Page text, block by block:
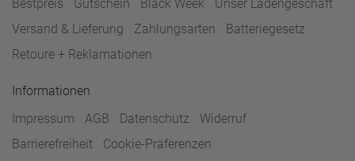
Bestpreis
Gutschein Black Week
Unser Ladengeschäft
Versand & Lieferung
Zahlungsarten
Batteriegesetz
Retoure + Reklamationen
Informationen
Impressum
AGB Datenschutz
Widerruf
Barrierefreiheit
Cookie-Präferenzen